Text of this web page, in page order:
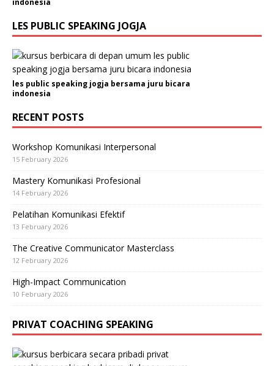
indonesia
LES PUBLIC SPEAKING JOGJA
les public speaking jogja bersama juru bicara
indonesia
RECENT POSTS
Workshop Komunikasi Interpersonal
15 February 2026
Mastery Komunikasi Profesional
14 February 2026
Pelatihan Komunikasi Efektif
13 February 2026
The Creative Communicator Masterclass
12 February 2026
High-Impact Communication
10 February 2026
PRIVAT COACHING SPEAKING